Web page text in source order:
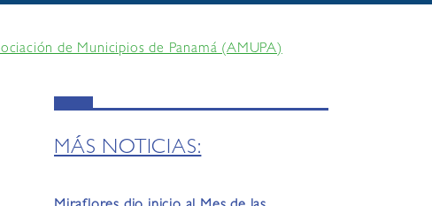
de Municipios de Panamá (AMUPA)
MÁS NOTICIAS: